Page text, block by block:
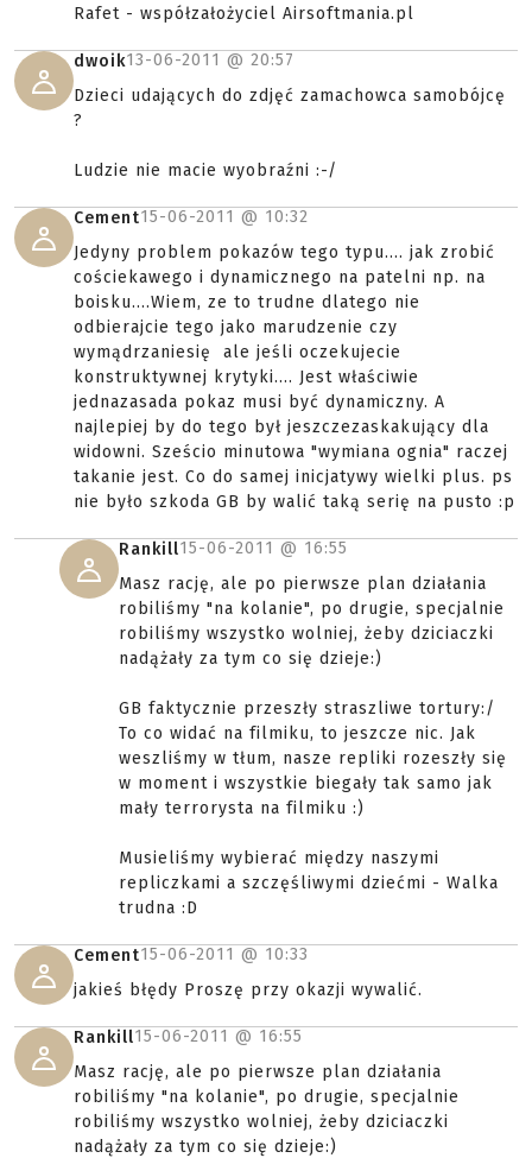
Rafet - współzałożyciel Airsoftmania.pl
dwoik13-06-2011 @ 20:57
Dzieci udających do zdjęć zamachowca samobójcę
?
Ludzie nie macie wyobraźni :-/
Cement15-06-2011 @ 10:32
Jedyny problem pokazów tego typu.... jak zrobić
cościekawego i dynamicznego na patelni np. na
boisku....Wiem, ze to trudne dlatego nie
odbierajcie tego jako marudzenie czy
wymądrzaniesię ale jeśli oczekujecie
konstruktywnej krytyki.... Jest właściwie
jednazasada pokaz musi być dynamiczny. A
najlepiej by do tego był jeszczezaskakujący dla
widowni. Sześcio minutowa "wymiana ognia" raczej
takanie jest. Co do samej inicjatywy wielki plus. ps
nie było szkoda GB by walić taką serię na pusto :p
Rankill15-06-2011 @ 16:55
Masz rację, ale po pierwsze plan działania
robiliśmy "na kolanie", po drugie, specjalnie
robiliśmy wszystko wolniej, żeby dziciaczki
nadążały za tym co się dzieje:)
GB faktycznie przeszły straszliwe tortury:/
To co widać na filmiku, to jeszcze nic. Jak
weszliśmy w tłum, nasze repliki rozeszły się
w moment i wszystkie biegały tak samo jak
mały terrorysta na filmiku :)
Musieliśmy wybierać między naszymi
repliczkami a szczęśliwymi dziećmi - Walka
trudna :D
Cement15-06-2011 @ 10:33
jakieś błędy Proszę przy okazji wywalić.
Rankill15-06-2011 @ 16:55
Masz rację, ale po pierwsze plan działania
robiliśmy "na kolanie", po drugie, specjalnie
robiliśmy wszystko wolniej, żeby dziciaczki
nadążały za tym co się dzieje:)